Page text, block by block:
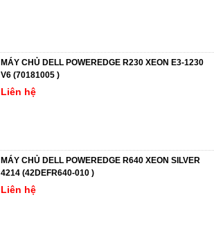
MÁY CHỦ DELL POWEREDGE R230 XEON E3-1230
V6 (70181005 )
Liên hệ
MÁY CHỦ DELL POWEREDGE R640 XEON SILVER
4214 (42DEFR640-010 )
Liên hệ